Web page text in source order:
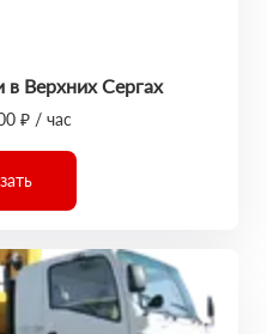
Верхних Сергах
₽ / час